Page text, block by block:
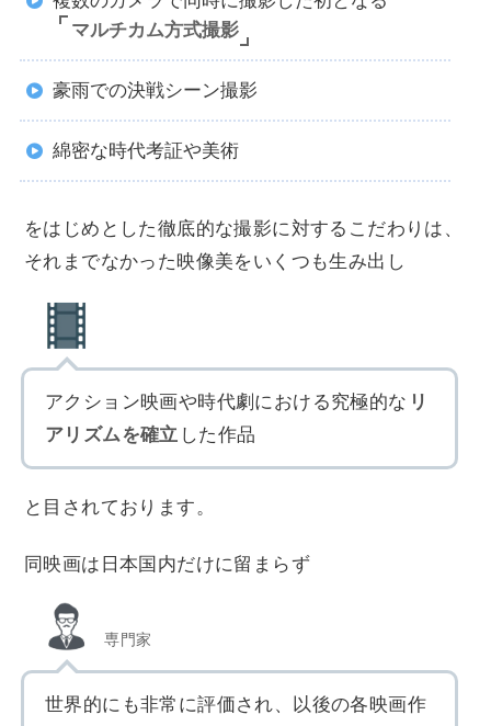
マルチカム方式撮影
豪雨での決戦シーン撮影
綿密な時代考証や美術
をはじめとした徹底的な撮影に対するこだわりは、
それまでなかった映像美をいくつも生み出し
アクション映画や時代劇における究極的な リ
アリズムを確立 した作品
と目されております。
同映画は日本国内だけに留まらず
専門家
世界的にも非常に評価され、以後の各映画作